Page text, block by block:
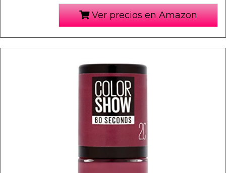
Ver precios en Amazon